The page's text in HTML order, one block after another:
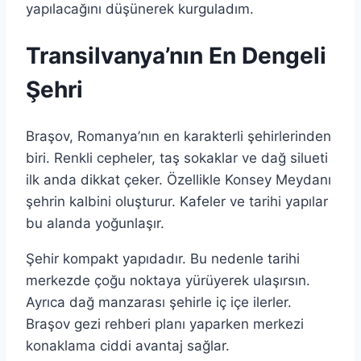
yapılacağını düşünerek kurguladım.
Transilvanya’nın En Dengeli
Şehri
Braşov, Romanya’nın en karakterli şehirlerinden
biri. Renkli cepheler, taş sokaklar ve dağ silueti
ilk anda dikkat çeker. Özellikle Konsey Meydanı
şehrin kalbini oluşturur. Kafeler ve tarihi yapılar
bu alanda yoğunlaşır.
Şehir kompakt yapıdadır. Bu nedenle tarihi
merkezde çoğu noktaya yürüyerek ulaşırsın.
Ayrıca dağ manzarası şehirle iç içe ilerler.
Braşov gezi rehberi planı yaparken merkezi
konaklama ciddi avantaj sağlar.